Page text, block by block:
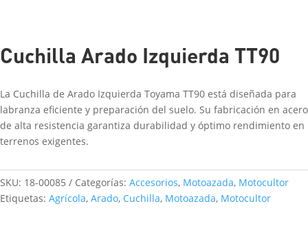
Cuchilla Arado Izquierda TT90
La Cuchilla de Arado Izquierda Toyama TT90 está diseñada para
labranza eficiente y preparación del suelo. Su fabricación en acero
de alta resistencia garantiza durabilidad y óptimo rendimiento en
terrenos exigentes.
SKU: 18-00085 Categorías: Accesorios, Motoazada, Motocultor
Etiquetas: Agrícola, Arado, Cuchilla, Motoazada, Motocultor